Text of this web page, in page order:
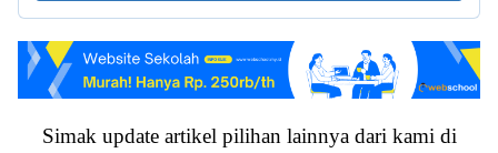
Simak update artikel pilihan lainnya dari kami di